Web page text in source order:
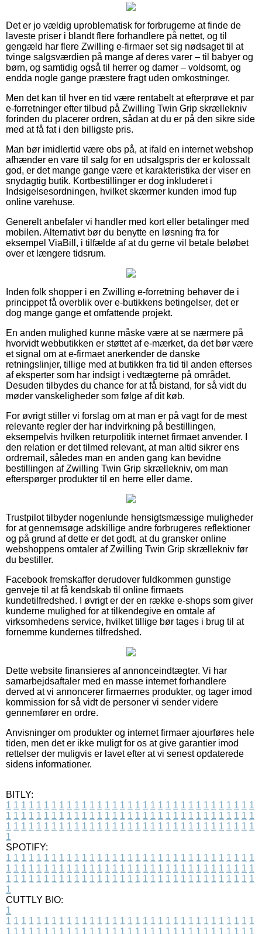
Det er jo vældig uproblematisk for forbrugerne at finde de
laveste priser i blandt flere forhandlere på nettet, og til
gengæld har flere Zwilling e-firmaer set sig nødsaget til at
tvinge salgsværdien på mange af deres varer – til babyer og
børn, og samtidig også til herrer og damer – voldsomt, og
endda nogle gange præstere fragt uden omkostninger.
Men det kan til hver en tid være rentabelt at efterprøve et par
e-forretninger efter tilbud på Zwilling Twin Grip skrællekniv
forinden du placerer ordren, sådan at du er på den sikre side
med at få fat i den billigste pris.
Man bør imidlertid være obs på, at ifald en internet webshop
afhænder en vare til salg for en udsalgspris der er kolossalt
god, er det mange gange være et karakteristika der viser en
snydagtig butik. Kortbestillinger er dog inkluderet i
Indsigelsesordningen, hvilket skærmer kunden imod fup
online varehuse.
Generelt anbefaler vi handler med kort eller betalinger med
mobilen. Alternativt bør du benytte en løsning fra for
eksempel ViaBill, i tilfælde af at du gerne vil betale beløbet
over et længere tidsrum.
Inden folk shopper i en Zwilling e-forretning behøver de i
princippet få overblik over e-butikkens betingelser, det er
dog mange gange et omfattende projekt.
En anden mulighed kunne måske være at se nærmere på
hvorvidt webbutikken er støttet af e-mærket, da det bør være
et signal om at e-firmaet anerkender de danske
retningslinjer, tillige med at butikken fra tid til anden efterses
af eksperter som har indsigt i vedtægterne på området.
Desuden tilbydes du chance for at få bistand, for så vidt du
møder vanskeligheder som følge af dit køb.
For øvrigt stiller vi forslag om at man er på vagt for de mest
relevante regler der har indvirkning på bestillingen,
eksempelvis hvilken returpolitik internet firmaet anvender. I
den relation er det tilmed relevant, at man altid sikrer ens
ordremail, således man en anden gang kan bevidne
bestillingen af Zwilling Twin Grip skrællekniv, om man
efterspørger produkter til en herre eller dame.
Trustpilot tilbyder nogenlunde hensigtsmæssige muligheder
for at gennemsøge adskillige andre forbrugeres reflektioner
og på grund af dette er det godt, at du gransker online
webshoppens omtaler af Zwilling Twin Grip skrællekniv før
du bestiller.
Facebook fremskaffer derudover fuldkommen gunstige
genveje til at få kendskab til online firmaets
kundetilfredshed. I øvrigt er der en række e-shops som giver
kunderne mulighed for at tilkendegive en omtale af
virksomhedens service, hvilket tillige bør tages i brug til at
fornemme kundernes tilfredshed.
Dette website finansieres af annonceindtægter. Vi har
samarbejdsaftaler med en masse internet forhandlere
derved at vi annoncerer firmaernes produkter, og tager imod
kommission for så vidt de personer vi sender videre
gennemfører en ordre.
Anvisninger om produkter og internet firmaer ajourføres hele
tiden, men det er ikke muligt for os at give garantier imod
rettelser der muligvis er lavet efter at vi senest opdaterede
sidens informationer.
BITLY:
1 1 1 1 1 1 1 1 1 1 1 1 1 1 1 1 1 1 1 1 1 1 1 1 1 1 1 1 1 1 1 1 1
1 1 1 1 1 1 1 1 1 1 1 1 1 1 1 1 1 1 1 1 1 1 1 1 1 1 1 1 1 1 1 1 1
1 1 1 1 1 1 1 1 1 1 1 1 1 1 1 1 1 1 1 1 1 1 1 1 1 1 1 1 1 1 1 1 1
1
SPOTIFY:
1 1 1 1 1 1 1 1 1 1 1 1 1 1 1 1 1 1 1 1 1 1 1 1 1 1 1 1 1 1 1 1 1
1 1 1 1 1 1 1 1 1 1 1 1 1 1 1 1 1 1 1 1 1 1 1 1 1 1 1 1 1 1 1 1 1
1 1 1 1 1 1 1 1 1 1 1 1 1 1 1 1 1 1 1 1 1 1 1 1 1 1 1 1 1 1 1 1 1
1
CUTTLY BIO:
1
1 1 1 1 1 1 1 1 1 1 1 1 1 1 1 1 1 1 1 1 1 1 1 1 1 1 1 1 1 1 1 1 1
1 1 1 1 1 1 1 1 1 1 1 1 1 1 1 1 1 1 1 1 1 1 1 1 1 1 1 1 1 1 1 1 1